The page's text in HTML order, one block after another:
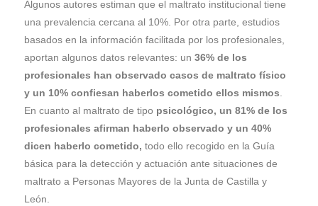
Algunos autores estiman que el maltrato institucional tiene
una prevalencia cercana al 10%. Por otra parte, estudios
basados en la información facilitada por los profesionales,
aportan algunos datos relevantes: un 36% de los
profesionales han observado casos de maltrato físico
y un 10% confiesan haberlos cometido ellos mismos.
En cuanto al maltrato de tipo psicológico, un 81% de los
profesionales afirman haberlo observado y un 40%
dicen haberlo cometido, todo ello recogido en la Guía
básica para la detección y actuación ante situaciones de
maltrato a Personas Mayores de la Junta de Castilla y
León.